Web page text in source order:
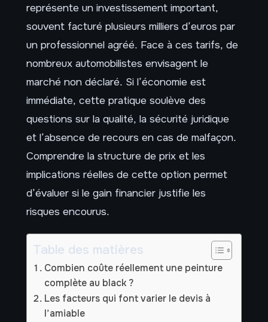
représente un investissement important,
souvent facturé plusieurs milliers d’euros par
un professionnel agréé. Face à ces tarifs, de
nombreux automobilistes envisagent le
marché non déclaré. Si l’économie est
immédiate, cette pratique soulève des
questions sur la qualité, la sécurité juridique
et l’absence de recours en cas de malfaçon.
Comprendre la structure de prix et les
implications réelles de cette option permet
d’évaluer si le gain financier justifie les
risques encourus.
Table des matières
Combien coûte réellement une peinture
complète au black ?
Les facteurs qui font varier le devis à
l’amiable